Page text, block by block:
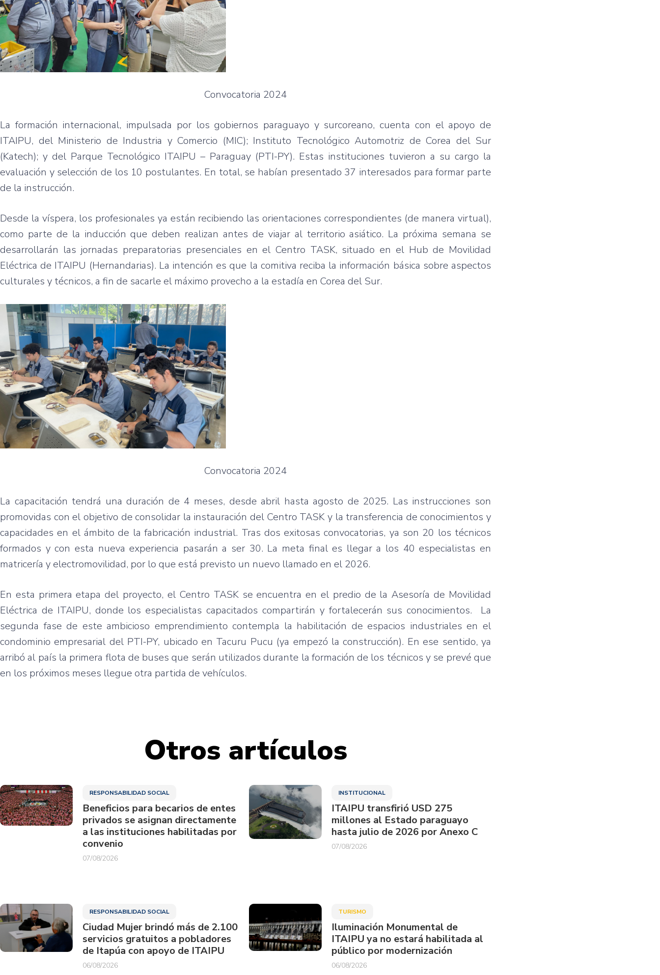
Convocatoria 2024
La formación internacional, impulsada por los gobiernos paraguayo y surcoreano, cuenta con el apoyo de
ITAIPU, del Ministerio de Industria y Comercio (MIC); Instituto Tecnológico Automotriz de Corea del Sur
(Katech); y del Parque Tecnológico ITAIPU – Paraguay (PTI-PY). Estas instituciones tuvieron a su cargo la
evaluación y selección de los 10 postulantes. En total, se habían presentado 37 interesados para formar parte
de la instrucción.
Desde la víspera, los profesionales ya están recibiendo las orientaciones correspondientes (de manera virtual),
como parte de la inducción que deben realizan antes de viajar al territorio asiático. La próxima semana se
desarrollarán las jornadas preparatorias presenciales en el Centro TASK, situado en el Hub de Movilidad
Eléctrica de ITAIPU (Hernandarias). La intención es que la comitiva reciba la información básica sobre aspectos
culturales y técnicos, a fin de sacarle el máximo provecho a la estadía en Corea del Sur.
Convocatoria 2024
La capacitación tendrá una duración de 4 meses, desde abril hasta agosto de 2025. Las instrucciones son
promovidas con el objetivo de consolidar la instauración del Centro TASK y la transferencia de conocimientos y
capacidades en el ámbito de la fabricación industrial. Tras dos exitosas convocatorias, ya son 20 los técnicos
formados y con esta nueva experiencia pasarán a ser 30. La meta final es llegar a los 40 especialistas en
matricería y electromovilidad, por lo que está previsto un nuevo llamado en el 2026.
En esta primera etapa del proyecto, el Centro TASK se encuentra en el predio de la Asesoría de Movilidad
Eléctrica de ITAIPU, donde los especialistas capacitados compartirán y fortalecerán sus conocimientos. La
segunda fase de este ambicioso emprendimiento contempla la habilitación de espacios industriales en el
condominio empresarial del PTI-PY, ubicado en Tacuru Pucu (ya empezó la construcción). En ese sentido, ya
arribó al país la primera flota de buses que serán utilizados durante la formación de los técnicos y se prevé que
en los próximos meses llegue otra partida de vehículos.
Otros artículos
RESPONSABILIDAD SOCIAL
Beneficios para becarios de entes
privados se asignan directamente
a las instituciones habilitadas por
convenio
07/08/2026
INSTITUCIONAL
ITAIPU transfirió USD 275
millones al Estado paraguayo
hasta julio de 2026 por Anexo C
07/08/2026
RESPONSABILIDAD SOCIAL
Ciudad Mujer brindó más de 2.100
servicios gratuitos a pobladores
de Itapúa con apoyo de ITAIPU
06/08/2026
TURISMO
Iluminación Monumental de
ITAIPU ya no estará habilitada al
público por modernización
06/08/2026